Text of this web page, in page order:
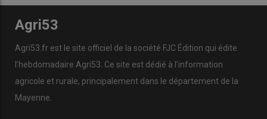
Agri53
Agri53.fr est le site officiel de la société FJC Édition qui édite
l’hebdomadaire Agri53. Ce site est dédié à l’information
agricole et rurale, principalement dans le département de la
Mayenne.